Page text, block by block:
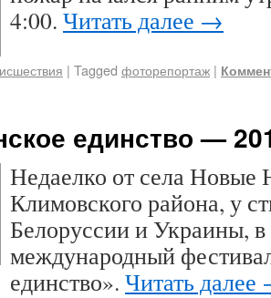
4:00. Читать далее →
| Tagged фоторепортаж |
единство —
Недаелко от села
Климовского района, у
Белоруссии и Украины,
международный
единство». Читать далее